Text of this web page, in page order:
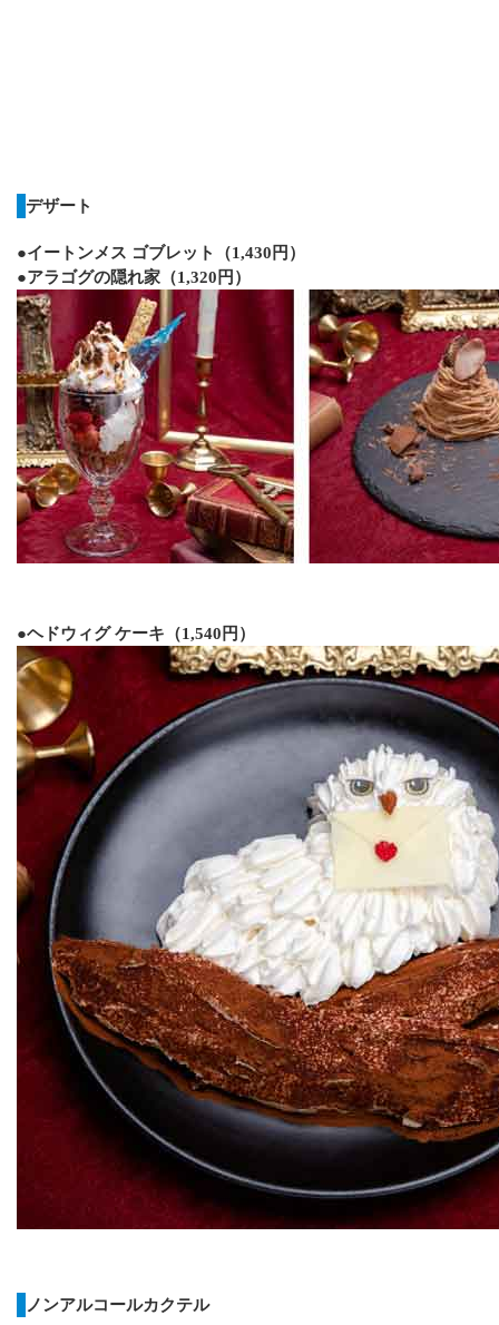
デザート
●イートンメス ゴブレット（1,430円）
●アラゴグの隠れ家（1,320円）
●ヘドウィグ ケーキ（1,540円）
ノンアルコールカクテル